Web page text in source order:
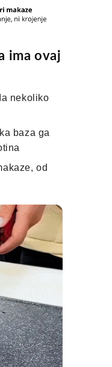
ima ovaj
nekoliko
baza ga
od